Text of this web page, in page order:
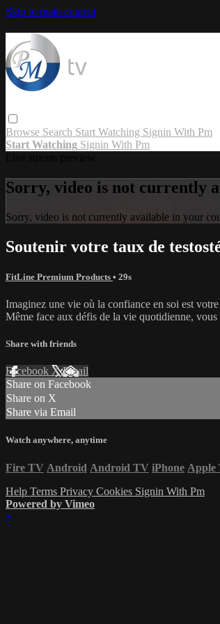
Skip to main content
Browse Search Start Watching Signin With Pm
Start Watching Signin With Pm
Sorry, video is not currently
Sorry, video is not currently available in your
Soutenir votre taux de
FitLine Premium Products • 29s
Imaginez une vie où la confiance en soi est
Même face aux défis de la vie quotidienne,
Share with friends
Facebook XEmail
Share on Facebook
Share on X
Share via Email
Watch anywhere, anytime
Fire TV Android Android TV iPhone Apple
Help Terms Privacy Cookies Signin With Pm
Powered by Vimeo
×